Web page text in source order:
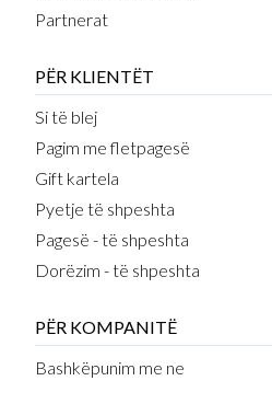
Partnerat
PËR KLIENTËT
Si të blej
Pagim me fletpagesë
Gift kartela
Pyetje të shpeshta
Pagesë - të shpeshta
Dorëzim - të shpeshta
PËR KOMPANITË
Bashkëpunim me ne